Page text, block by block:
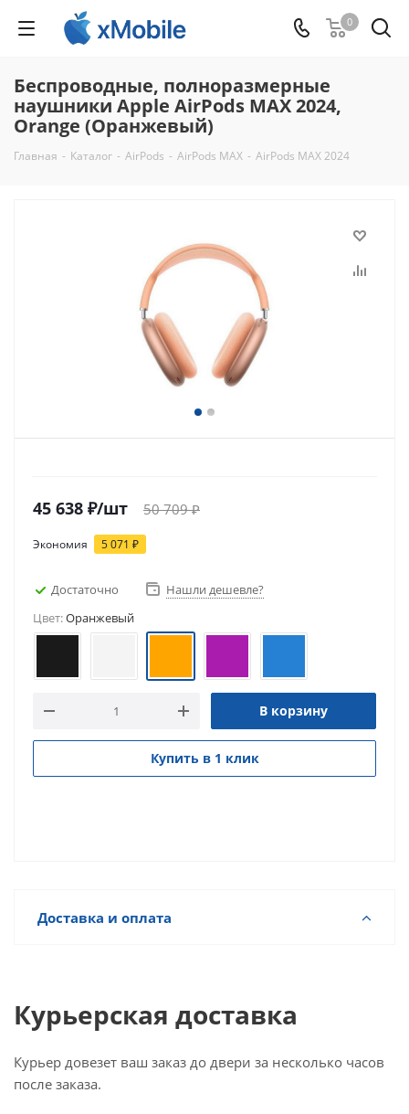
0
Беспроводные, полноразмерные
наушники Apple AirPods MAX 2024,
Orange (Оранжевый)
Главная - Каталог - AirPods - AirPods MAX - AirPods MAX 2024
45 638 ₽/шт 50 709₽
Экономия 5 071 ₽
Достаточно
Нашли дешевле?
Цвет:Оранжевый
В корзину
Купить в 1 клик
Доставка и оплата
Курьерская доставка
Курьер довезет ваш заказ до двери за несколько часов
после заказа.